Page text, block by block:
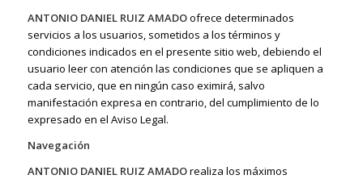
ANTONIO DANIEL RUIZ AMADOofrece determinados
servicios a los usuarios, sometidos a los términos y
condiciones indicados en el presente sitio web, debiendo el
usuario leer con atención las condiciones que se apliquen a
cada servicio, que en ningún caso eximirá, salvo
manifestación expresa en contrario, del cumplimiento de lo
expresado en el Aviso Legal.
Navegación
ANTONIO DANIEL RUIZ AMADOrealiza los máximos